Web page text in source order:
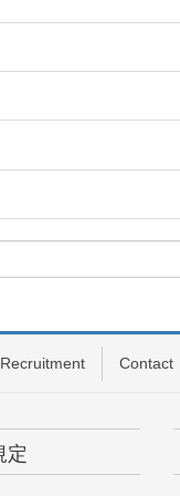
Recruitment Contact
定